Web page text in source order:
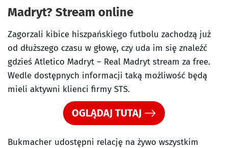
Madryt? Stream online
Zagorzali kibice hiszpańskiego futbolu zachodzą już
od dłuższego czasu w głowę, czy uda im się znaleźć
gdzieś Atletico Madryt – Real Madryt stream za free.
Wedle dostępnych informacji taką możliwość będą
mieli aktywni klienci firmy STS.
OGLĄDAJ TUTAJ
Bukmacher udostępni relację na żywo wszystkim